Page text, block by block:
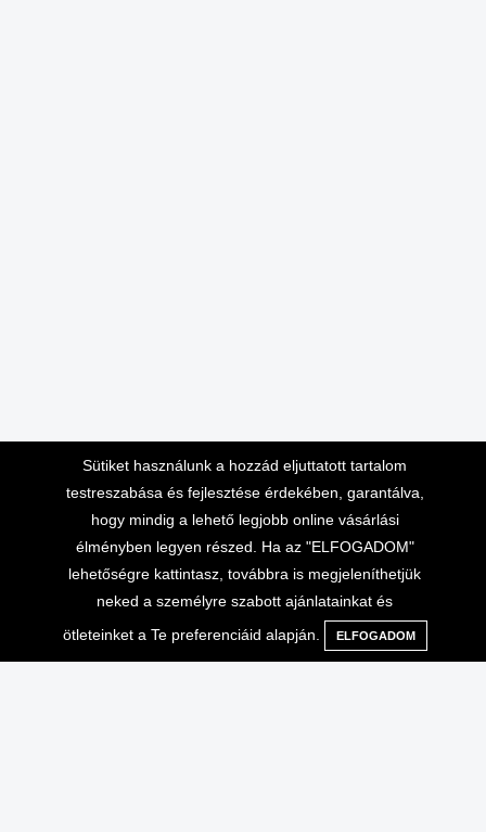
Menü Kategóriák Keresés
Lépj velünk kapcsolatba Vásárlási információk
Sütiket használunk a hozzád eljuttatott tartalom
testreszabása és fejlesztése érdekében, garantálva,
hogy mindig a lehető legjobb online vásárlási
élményben legyen részed. Ha az "ELFOGADOM"
lehetőségre kattintasz, továbbra is megjeleníthetjük
neked a személyre szabott ajánlatainkat és
ötleteinket a Te preferenciáid alapján.
ELFOGADOM